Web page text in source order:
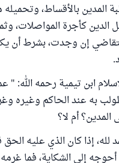
المدين بالأقساط،
كأجرة المواصلات،
إن وجدت، بشرط أن
ابن تيمية رحمه الله: "
به عند الحاكم وغيره
أم لا؟
إذا كان الذي عليه الحق
إلى الشكاية، فما